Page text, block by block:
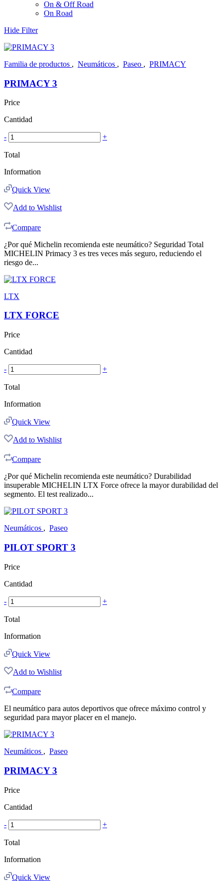
On & Off Road
On Road
Hide Filter
Familia de productos , Neumáticos , Paseo , PRIMACY
PRIMACY 3
Price
Cantidad
- +
Total
Information
Quick View
Add to Wishlist
Compare
¿Por qué Michelin recomienda este neumático? Seguridad Total
MICHELIN Primacy 3 es tres veces más seguro, reduciendo el
riesgo de...
LTX
LTX FORCE
Price
Cantidad
- +
Total
Information
Quick View
Add to Wishlist
Compare
¿Por qué Michelin recomienda este neumático? Durabilidad
insuperable MICHELIN LTX Force ofrece la mayor durabilidad del
segmento. El test realizado...
Neumáticos , Paseo
PILOT SPORT 3
Price
Cantidad
- +
Total
Information
Quick View
Add to Wishlist
Compare
El neumático para autos deportivos que ofrece máximo control y
seguridad para mayor placer en el manejo.
Neumáticos , Paseo
PRIMACY 3
Price
Cantidad
- +
Total
Information
Quick View